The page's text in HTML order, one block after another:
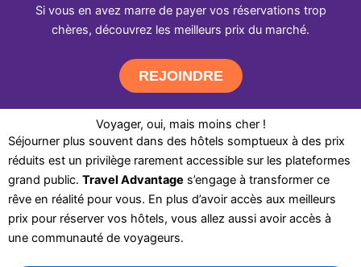
Si vous en avez marre de payer vos réservations trop
chères, découvrez les meilleurs prix du marché.
REJOINDRE
Voyager, oui, mais moins cher !
Séjourner plus souvent dans des hôtels somptueux à des prix
réduits est un privilège rarement accessible sur les plateformes
grand public. Travel Advantage s’engage à transformer ce
rêve en réalité pour vous. En plus d’avoir accès aux meilleurs
prix pour réserver vos hôtels, vous allez aussi avoir accès à
une communauté de voyageurs.